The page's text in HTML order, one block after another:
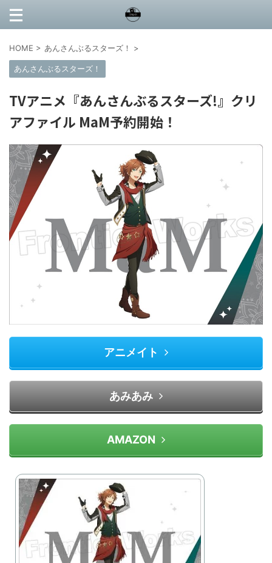
HOME > あんさんぶるスターズ！ >
あんさんぶるスターズ！
TVアニメ『あんさんぶるスターズ!』クリ
アファイル MaM予約開始！
アニメイト
あみあみ
AMAZON